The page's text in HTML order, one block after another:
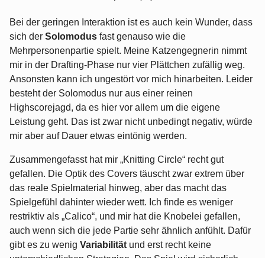
Bei der geringen Interaktion ist es auch kein Wunder, dass
sich der Solomodus fast genauso wie die
Mehrpersonenpartie spielt. Meine Katzengegnerin nimmt
mir in der Drafting-Phase nur vier Plättchen zufällig weg.
Ansonsten kann ich ungestört vor mich hinarbeiten. Leider
besteht der Solomodus nur aus einer reinen
Highscorejagd, da es hier vor allem um die eigene
Leistung geht. Das ist zwar nicht unbedingt negativ, würde
mir aber auf Dauer etwas eintönig werden.
Zusammengefasst hat mir „Knitting Circle“ recht gut
gefallen. Die Optik des Covers täuscht zwar extrem über
das reale Spielmaterial hinweg, aber das macht das
Spielgefühl dahinter wieder wett. Ich finde es weniger
restriktiv als „Calico“, und mir hat die Knobelei gefallen,
auch wenn sich die jede Partie sehr ähnlich anfühlt. Dafür
gibt es zu wenig Variabilität und erst recht keine